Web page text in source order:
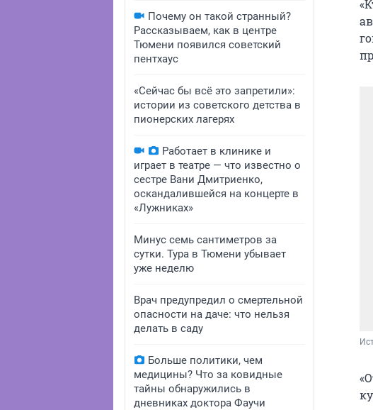
Почему он такой странный?
Рассказываем, как в центре
Тюмени появился советский
пентхаус
«Сейчас бы всё это запретили»:
истории из советского детства в
пионерских лагерях
Работает в клинике и
играет в театре — что известно о
сестре Вани Дмитриенко,
оскандалившейся на концерте в
«Лужниках»
Минус семь сантиметров за
сутки. Тура в Тюмени убывает
уже неделю
Врач предупредил о смертельной
опасности на даче: что нельзя
делать в саду
Больше политики, чем
медицины? Что за ковидные
тайны обнаружились в
дневниках доктора Фаучи